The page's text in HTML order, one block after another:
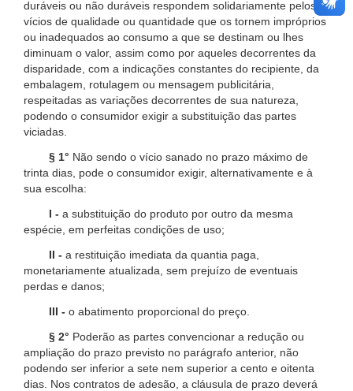
duráveis ou não duráveis respondem solidariamente pelos
vícios de qualidade ou quantidade que os tornem impróprios
ou inadequados ao consumo a que se destinam ou lhes
diminuam o valor, assim como por aqueles decorrentes da
disparidade, com a indicações constantes do recipiente, da
embalagem, rotulagem ou mensagem publicitária,
respeitadas as variações decorrentes de sua natureza,
podendo o consumidor exigir a substituição das partes
viciadas.
§ 1° Não sendo o vício sanado no prazo máximo de
trinta dias, pode o consumidor exigir, alternativamente e à
sua escolha:
I - a substituição do produto por outro da mesma
espécie, em perfeitas condições de uso;
II - a restituição imediata da quantia paga,
monetariamente atualizada, sem prejuízo de eventuais
perdas e danos;
III - o abatimento proporcional do preço.
§ 2° Poderão as partes convencionar a redução ou
ampliação do prazo previsto no parágrafo anterior, não
podendo ser inferior a sete nem superior a cento e oitenta
dias. Nos contratos de adesão, a cláusula de prazo deverá